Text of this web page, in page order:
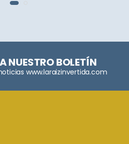
NUESTRO BOLETÍN
www.laraizinvertida.com